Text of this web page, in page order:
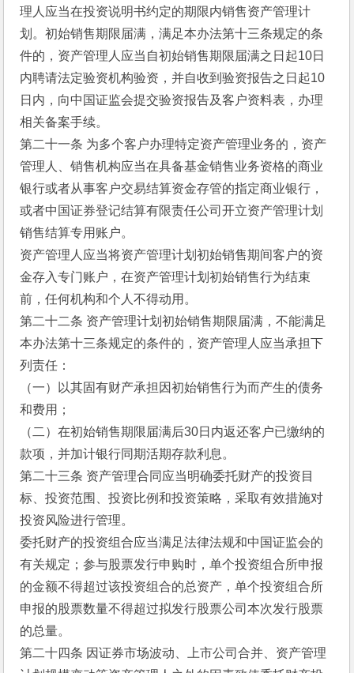
理人应当在投资说明书约定的期限内销售资产管理计
划。初始销售期限届满，满足本办法第十三条规定的条
件的，资产管理人应当自初始销售期限届满之日起10日
内聘请法定验资机构验资，并自收到验资报告之日起10
日内，向中国证监会提交验资报告及客户资料表，办理
相关备案手续。
第二十一条 为多个客户办理特定资产管理业务的，资产
管理人、销售机构应当在具备基金销售业务资格的商业
银行或者从事客户交易结算资金存管的指定商业银行，
或者中国证券登记结算有限责任公司开立资产管理计划
销售结算专用账户。
资产管理人应当将资产管理计划初始销售期间客户的资
金存入专门账户，在资产管理计划初始销售行为结束
前，任何机构和个人不得动用。
第二十二条 资产管理计划初始销售期限届满，不能满足
本办法第十三条规定的条件的，资产管理人应当承担下
列责任：
（一）以其固有财产承担因初始销售行为而产生的债务
和费用；
（二）在初始销售期限届满后30日内返还客户已缴纳的
款项，并加计银行同期活期存款利息。
第二十三条 资产管理合同应当明确委托财产的投资目
标、投资范围、投资比例和投资策略，采取有效措施对
投资风险进行管理。
委托财产的投资组合应当满足法律法规和中国证监会的
有关规定；参与股票发行申购时，单个投资组合所申报
的金额不得超过该投资组合的总资产，单个投资组合所
申报的股票数量不得超过拟发行股票公司本次发行股票
的总量。
第二十四条 因证券市场波动、上市公司合并、资产管理